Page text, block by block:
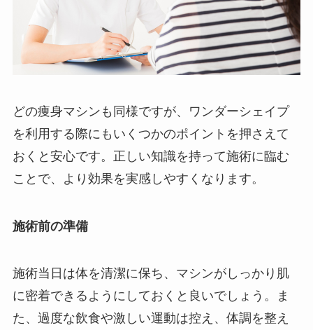
どの痩身マシンも同様ですが、ワンダーシェイプ
を利用する際にもいくつかのポイントを押さえて
おくと安心です。正しい知識を持って施術に臨む
ことで、より効果を実感しやすくなります。
施術前の準備
施術当日は体を清潔に保ち、マシンがしっかり肌
に密着できるようにしておくと良いでしょう。ま
た、過度な飲食や激しい運動は控え、体調を整え